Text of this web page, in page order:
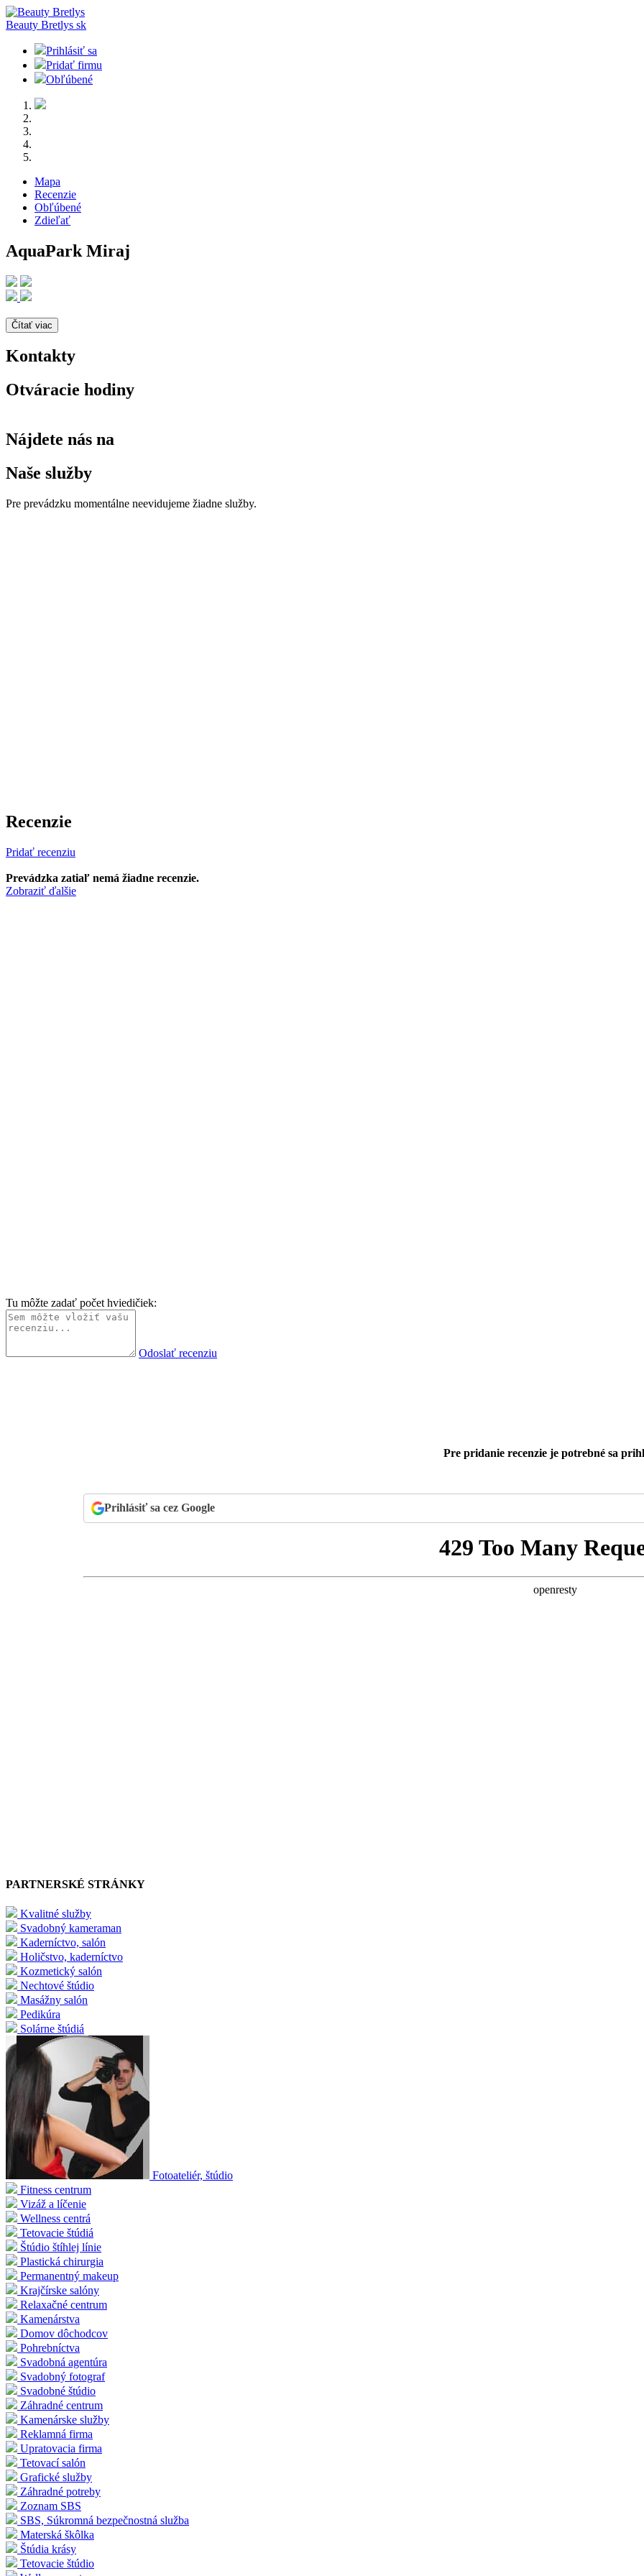
Beauty Bretlys sk
Prihlásiť sa
Pridať firmu
Obľúbené
Mapa
Recenzie
Obľúbené
Zdieľať
AquaPark Miraj
Čítať viac
Kontakty
Otváracie hodiny
Nájdete nás na
Naše služby
Pre prevádzku momentálne neevidujeme žiadne služby.
Recenzie
Pridať recenziu
Prevádzka zatiaľ nemá žiadne recenzie.
Zobraziť ďalšie
Tu môžte zadať počet hviedičiek:
Odoslať recenziu
Pre pridanie recenzie je potrebné sa
Prihlásiť sa cez Google
PARTNERSKÉ STRÁNKY
Kvalitné služby
Svadobný kameraman
Kaderníctvo, salón
Holičstvo, kaderníctvo
Kozmetický salón
Nechtové štúdio
Masážny salón
Pedikúra
Solárne štúdiá
Fotoateliér, štúdio
Fitness centrum
Vizáž a líčenie
Wellness centrá
Tetovacie štúdiá
Štúdio štíhlej línie
Plastická chirurgia
Permanentný makeup
Krajčírske salóny
Relaxačné centrum
Kamenárstva
Domov dôchodcov
Pohrebníctva
Svadobná agentúra
Svadobný fotograf
Svadobné štúdio
Záhradné centrum
Kamenárske služby
Reklamná firma
Upratovacia firma
Tetovací salón
Grafické služby
Záhradné potreby
Zoznam SBS
SBS, Súkromná bezpečnostná služba
Materská škôlka
Štúdia krásy
Tetovacie štúdio